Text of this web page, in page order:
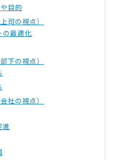
目的
司の視点）
の最適化
下の視点）
社の視点）
進